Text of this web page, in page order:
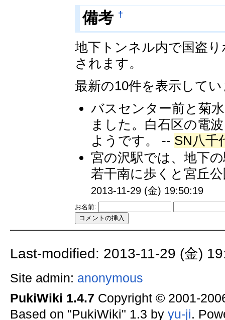
備考 †
地下トンネル内で国盗
されます。
最新の10件を表示して
バスセンター前と菊
ました。白石区の電
ようです。 -- SN八千
宮の沢駅では、地下
若干南に歩くと宮丘
2013-11-29 (金) 19:50:19
お名前:
Last-modified: 2013-11-29 (金)
Site admin: anonymous
PukiWiki 1.4.7 Copyright © 2001-
Based on "PukiWiki" 1.3 by yu-ji.